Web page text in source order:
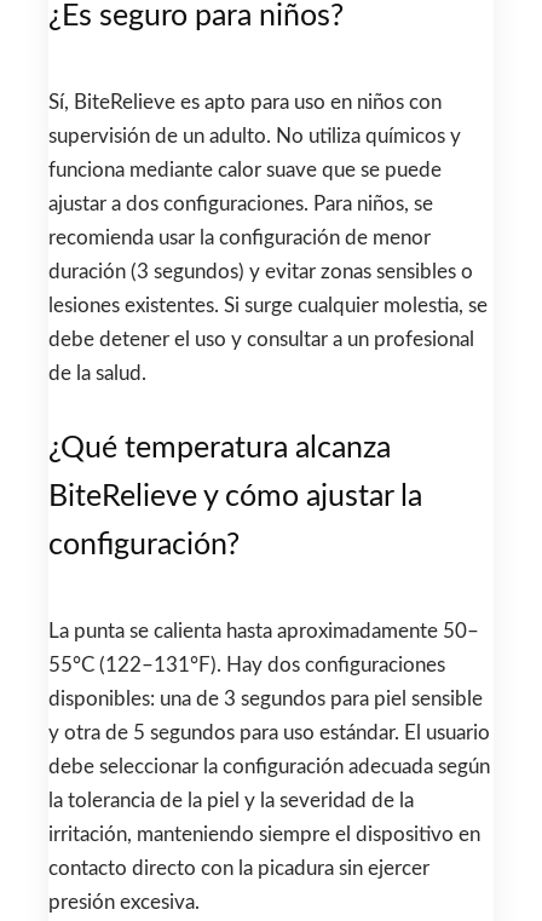
¿Es seguro para niños?
Sí, BiteRelieve es apto para uso en niños con
supervisión de un adulto. No utiliza químicos y
funciona mediante calor suave que se puede
ajustar a dos configuraciones. Para niños, se
recomienda usar la configuración de menor
duración (3 segundos) y evitar zonas sensibles o
lesiones existentes. Si surge cualquier molestia, se
debe detener el uso y consultar a un profesional
de la salud.
¿Qué temperatura alcanza
BiteRelieve y cómo ajustar la
configuración?
La punta se calienta hasta aproximadamente 50–
55°C (122–131°F). Hay dos configuraciones
disponibles: una de 3 segundos para piel sensible
y otra de 5 segundos para uso estándar. El usuario
debe seleccionar la configuración adecuada según
la tolerancia de la piel y la severidad de la
irritación, manteniendo siempre el dispositivo en
contacto directo con la picadura sin ejercer
presión excesiva.